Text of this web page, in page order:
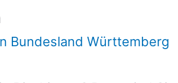
Bundesland Württemberg